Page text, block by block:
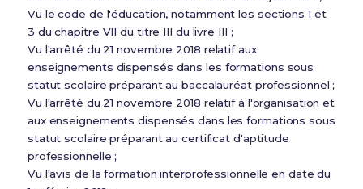
Vu le code de l'éducation, notamment les sections 1 et
3 du chapitre VII du titre III du livre III ;
Vu l'arrêté du 21 novembre 2018 relatif aux
enseignements dispensés dans les formations sous
statut scolaire préparant au baccalauréat professionnel ;
Vu l'arrêté du 21 novembre 2018 relatif à l'organisation et
aux enseignements dispensés dans les formations sous
statut scolaire préparant au certificat d'aptitude
professionnelle ;
Vu l'avis de la formation interprofessionnelle en date du